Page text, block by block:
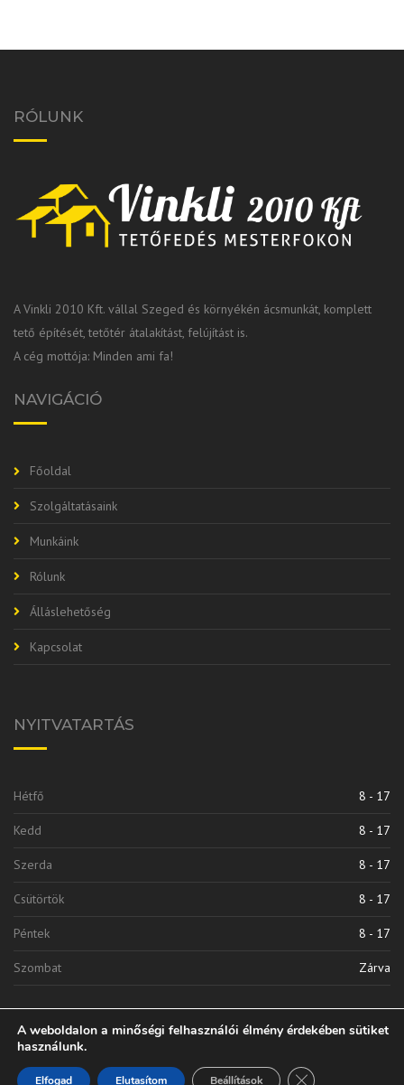
RÓLUNK
A Vinkli 2010 Kft. vállal Szeged és környékén ácsmunkát, komplett
tető építését, tetőtér átalakítást, felújítást is.
A cég mottója: Minden ami fa!
NAVIGÁCIÓ
Főoldal
Szolgáltatásaink
Munkáink
Rólunk
Álláslehetőség
Kapcsolat
NYITVATARTÁS
Hétfő 8 - 17
Kedd 8 - 17
Szerda 8 - 17
Csütörtök 8 - 17
Péntek 8 - 17
Szombat Zárva
A weboldalon a minőségi felhasználói élmény érdekében sütiket
használunk.
Elfogad Elutasítom Beállítások Close GDPR